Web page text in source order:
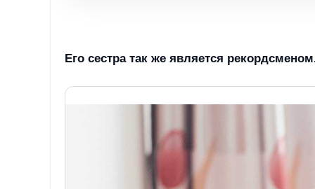
Его сестра так же является